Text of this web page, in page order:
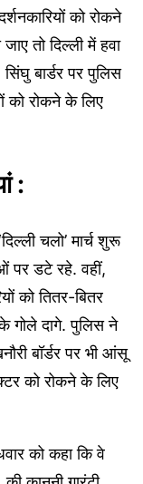
को रोकने
तो दिल्ली में हवा
बार्डर पर पुलिस
को रोकने के लिए
:
चलो’ मार्च शुरू
पर डटे रहे. वहीं,
को तितर-बितर
गोले दागे. पुलिस ने
बॉर्डर पर भी आंसू
को रोकने के लिए
को कहा कि वे